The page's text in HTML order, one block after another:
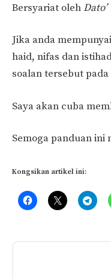
Bersyariat oleh
Jika anda
haid, nifas dan
soalan tersebut
Saya akan cuba
Semoga panduan ini
Kongsikan artikel ini: